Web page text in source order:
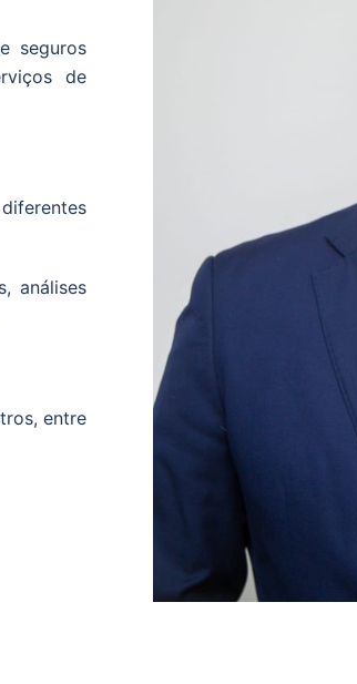
seguros
de
análises
entre